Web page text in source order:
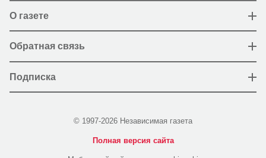
О газете
Обратная связь
Подписка
© 1997-2026 Независимая газета
Полная версия сайта